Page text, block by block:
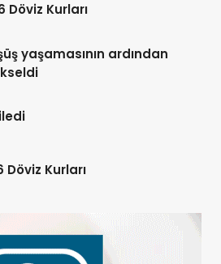
Döviz Kurları
yaşamasının ardından
Döviz Kurları